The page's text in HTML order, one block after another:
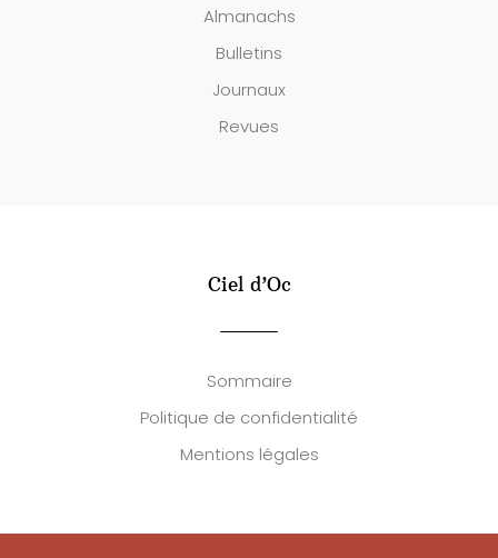
Almanachs
Bulletins
Journaux
Revues
Ciel d’Oc
Sommaire
Politique de confidentialité
Mentions légales